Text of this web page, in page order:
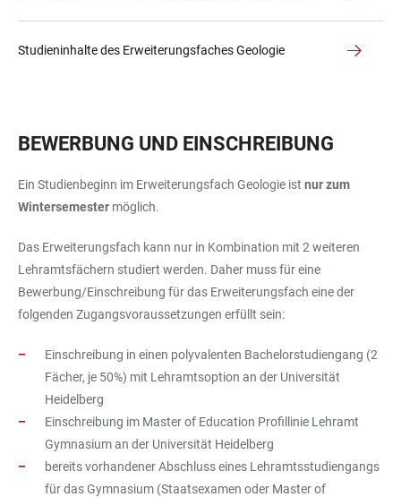
Studieninhalte des Erweiterungsfaches Geologie
BEWERBUNG UND EINSCHREIBUNG
Ein Studienbeginn im Erweiterungsfach Geologie ist nur zum
Wintersemester möglich.
Das Erweiterungsfach kann nur in Kombination mit 2 weiteren
Lehramtsfächern studiert werden. Daher muss für eine
Bewerbung/Einschreibung für das Erweiterungsfach eine der
folgenden Zugangsvoraussetzungen erfüllt sein:
Einschreibung in einen polyvalenten Bachelorstudiengang (2
Fächer, je 50%) mit Lehramtsoption an der Universität
Heidelberg
Einschreibung im Master of Education Profillinie Lehramt
Gymnasium an der Universität Heidelberg
bereits vorhandener Abschluss eines Lehramtsstudiengangs
für das Gymnasium (Staatsexamen oder Master of